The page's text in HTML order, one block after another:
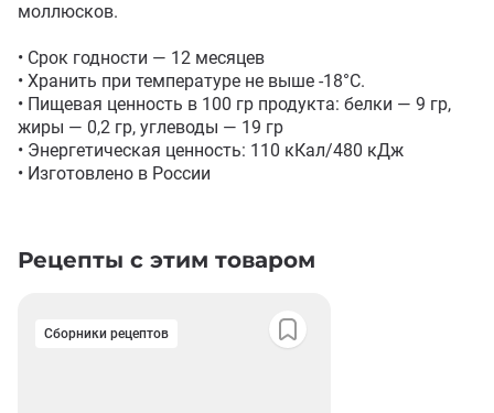
моллюсков.
• Срок годности — 12 месяцев
• Хранить при температуре не выше -18°С.
• Пищевая ценность в 100 гр продукта: белки — 9 гр,
жиры — 0,2 гр, углеводы — 19 гр
• Энергетическая ценность: 110 кКал/480 кДж
• Изготовлено в России
Рецепты с этим товаром
Сборники рецептов